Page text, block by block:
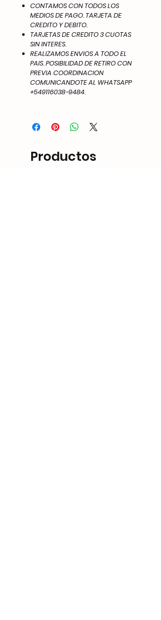
CONTAMOS CON TODOS LOS
MEDIOS DE PAGO. TARJETA DE
CREDITO Y DEBITO.
TARJETAS DE CREDITO 3 CUOTAS
SIN INTERES.
REALIZAMOS ENVIOS A TODO EL
PAIS. POSIBILIDAD DE RETIRO CON
PREVIA COORDINACION
COMUNICANDOTE AL WHATSAPP
+549116038-9484.
Productos